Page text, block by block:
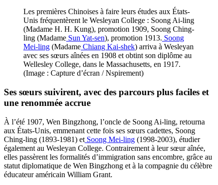
Les premières Chinoises à faire leurs études aux États-
Unis fréquentèrent le Wesleyan College : Soong Ai-ling
(Madame H. H. Kung), promotion 1909, Soong Ching-
ling (Madame Sun Yat-sen), promotion 1913. Soong
Mei-ling (Madame Chiang Kai-shek) arriva à Wesleyan
avec ses sœurs aînées en 1908 et obtint son diplôme au
Wellesley College, dans le Massachusetts, en 1917.
(Image : Capture d’écran / Nspirement)
Ses sœurs suivirent, avec des parcours plus faciles et
une renommée accrue
À l’été 1907, Wen Bingzhong, l’oncle de Soong Ai-ling, retourna
aux États-Unis, emmenant cette fois ses sœurs cadettes, Soong
Ching-ling (1893-1981) et Soong Mei-ling (1998-2003), étudier
également au Wesleyan College. Contrairement à leur sœur aînée,
elles passèrent les formalités d’immigration sans encombre, grâce au
statut diplomatique de Wen Bingzhong et à la compagnie du célèbre
éducateur américain William Grant.